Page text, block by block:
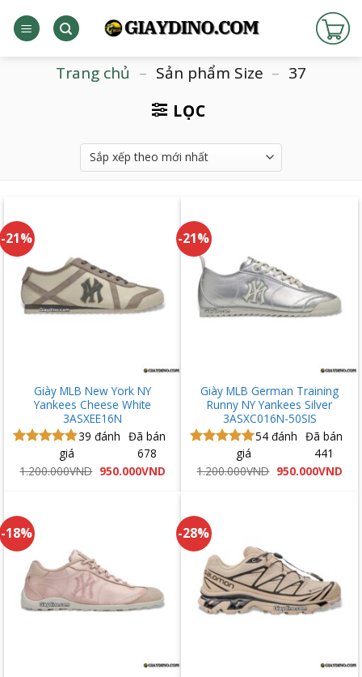
qua
Trang chủ – Sản phẩm Size – 37
LỌC
-21%
Giày MLB New York NY
Yankees Cheese White
3ASXEE16N
Được xếp
hạng4.90
39 đánh
giá
Đã bán
678
1.200.000VND Giá
950.000VNDGiá
950.000VND.
-21%
Giày MLB German Training
Runny NY Yankees Silver
3ASXC016N-50SIS
Được xếp
hạng5.00
54đánh
giá
Đã bán
441
1.200.000VND Giá
950.000VNDGiá
-18% -28%